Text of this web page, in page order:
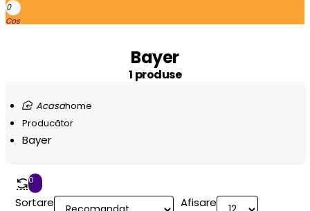
0
Bayer
1 produse
home
Producător
Bayer
0
Sortare Afisare